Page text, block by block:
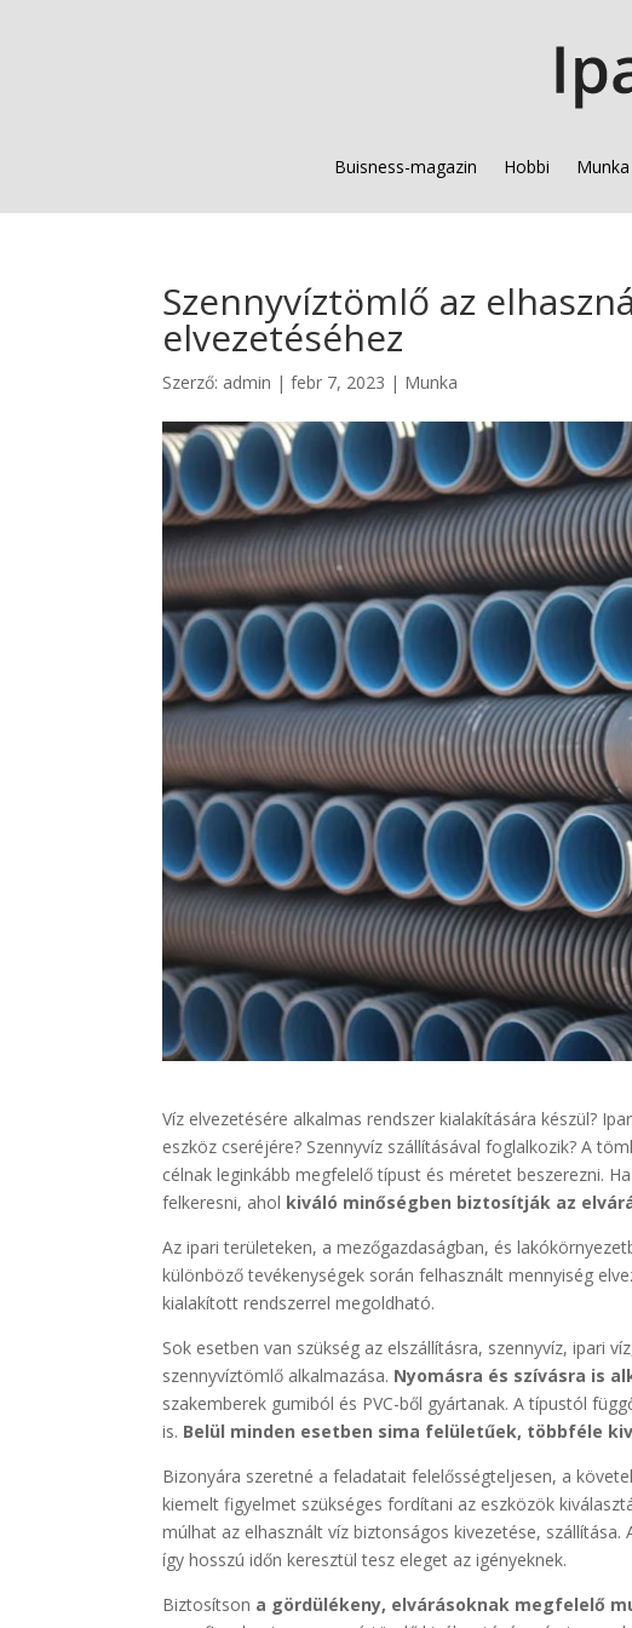
Buisness-magazin Hobbi Munka
Szennyvíztömlő az
elvezetéséhez
Szerző: admin |febr 7, 2023 | Munka
Víz elvezetésére alkalmas rendszer kialakítására készül?
eszköz cseréjére? Szennyvíz szállításával foglalkozik? A
célnak leginkább megfelelő típust és méretet beszerezni. Ha
felkeresni, ahol kiváló minőségben biztosítják az
Az ipari területeken, a mezőgazdaságban, és
különböző tevékenységek során felhasznált mennyiség
kialakított rendszerrel megoldható.
Sok esetben van szükség az elszállításra, szennyvíz, ipari
szennyvíztömlő alkalmazása. Nyomásra és szívásra is
szakemberek gumiból és PVC-ből gyártanak. A típustól
is. Belül minden esetben sima felületűek, többféle
Bizonyára szeretné a feladatait felelősségteljesen, a
kiemelt figyelmet szükséges fordítani az eszközök
múlhat az elhasznált víz biztonságos kivezetése,
így hosszú időn keresztül tesz eleget az igényeknek.
Biztosítson a gördülékeny, elvárásoknak megfelelő